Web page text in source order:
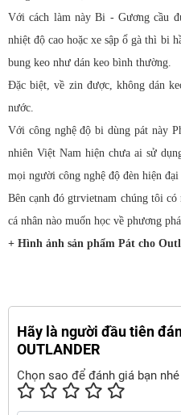
Với cách làm này Bi - Gương cầu
nhiệt độ cao hoặc xe sập ổ gà thì bi
bung keo như dán keo bình thường.
Đặc biệt, về zin được, không dán
nước.
Với công nghệ độ bi dùng pát này
nhiên Việt Nam hiện chưa ai sử
mọi người công nghệ độ đèn hiện đại
Bên cạnh đó gtrvietnam chúng tôi có
cá nhân nào muốn học về phương
+ Hình ảnh sản phẩm Pát cho
Hãy là người đầu tiên
OUTLANDER
Chọn sao để đánh giá bạn nhé